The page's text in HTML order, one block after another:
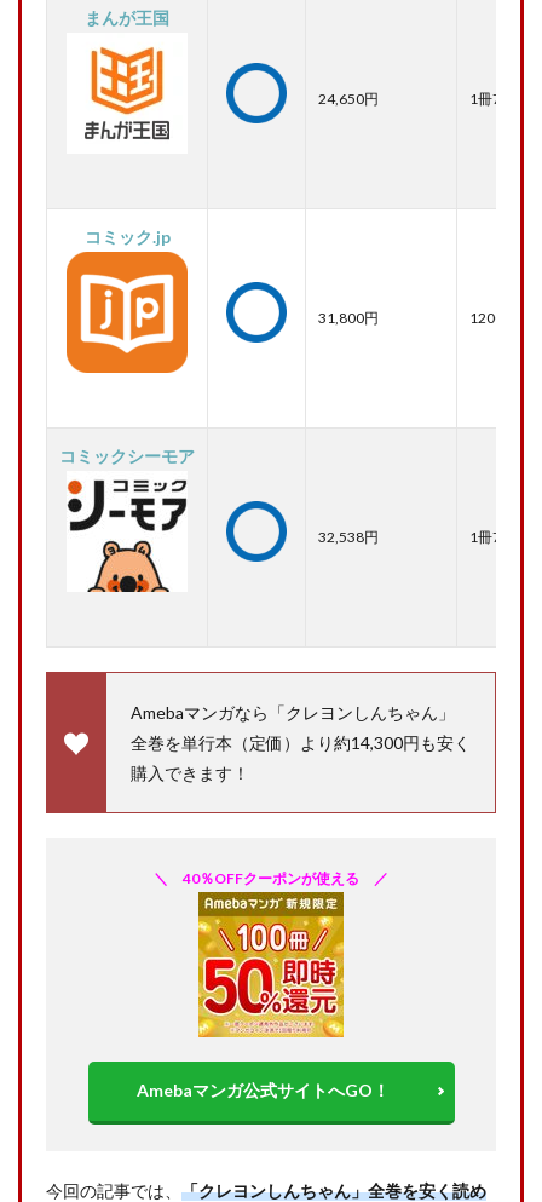
まんが王国
24,650円 1冊70％
コミック.jp
31,800円 1200ポイ
コミックシーモア
32,538円 1冊70％
Amebaマンガなら「クレヨンしんちゃん」
全巻を単行本（定価）より約14,300円も安く
購入できます！
＼ 40％OFFクーポンが使える ／
Amebaマンガ公式サイトへGO！
今回の記事では、 「クレヨンしんちゃん」全巻を安く読め